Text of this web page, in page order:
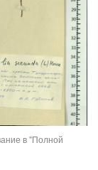
в "Полной